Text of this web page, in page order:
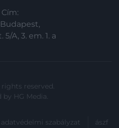
Cím:
A, 3. em. 1. a
rights reserved.
by HG Media.
adatvédelmi szabályzat ászf